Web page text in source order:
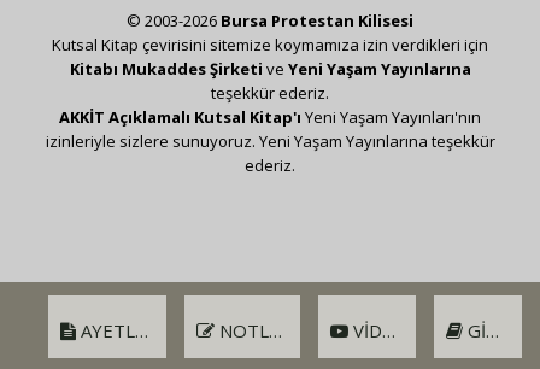
AYETLER NOTLAR VIDEO GIRIŞ
© 2003-2026 Bursa Protestan Kilisesi
Kutsal Kitap çevirisini sitemize koymamıza izin verdikleri için
Kitabı Mukaddes Şirketi ve Yeni Yaşam Yayınlarına
teşekkür ederiz.
AKKİT Açıklamalı Kutsal Kitap'ı Yeni Yaşam Yayınları'nın
izinleriyle sizlere sunuyoruz. Yeni Yaşam Yayınlarına teşekkür
ederiz.